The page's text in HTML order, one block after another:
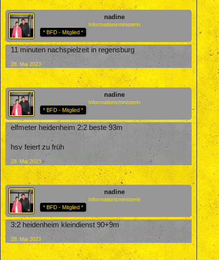
nadine
Informationsministerin
* BFD - Mitglied *
11 minuten nachspielzeit in regensburg
28. Mai 2023
nadine
Informationsministerin
* BFD - Mitglied *
elfmeter heidenheim 2:2 beste 93m
hsv feiert zu früh
28. Mai 2023
nadine
Informationsministerin
* BFD - Mitglied *
3:2 heidenheim kleindienst 90+9m
28. Mai 2023